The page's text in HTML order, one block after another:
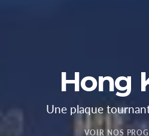
Hong
Une plaque
VOIR NOS